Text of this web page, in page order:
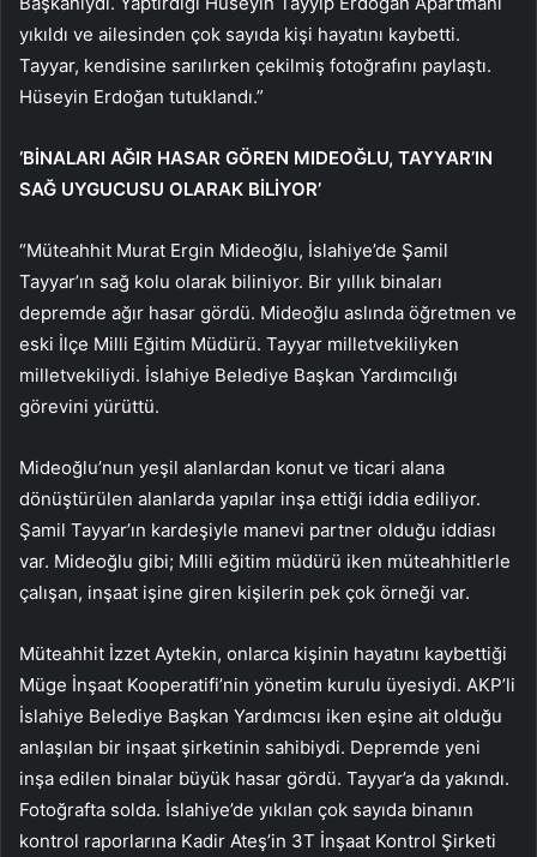
yıkıldı ve ailesinden çok sayıda kişi hayatını kaybetti.
Tayyar, kendisine sarılırken çekilmiş fotoğrafını paylaştı.
Hüseyin Erdoğan tutuklandı.”
‘BİNALARI AĞIR HASAR GÖREN MIDEOĞLU, TAYYAR’IN
SAĞ UYGUCUSU OLARAK BİLİYOR’
“Müteahhit Murat Ergin Mideoğlu, İslahiye’de Şamil
Tayyar’ın sağ kolu olarak biliniyor. Bir yıllık binaları
depremde ağır hasar gördü. Mideoğlu aslında öğretmen ve
eski İlçe Milli Eğitim Müdürü. Tayyar milletvekiliyken
milletvekiliydi. İslahiye Belediye Başkan Yardımcılığı
görevini yürüttü.
Mideoğlu’nun yeşil alanlardan konut ve ticari alana
dönüştürülen alanlarda yapılar inşa ettiği iddia ediliyor.
Şamil Tayyar’ın kardeşiyle manevi partner olduğu iddiası
var. Mideoğlu gibi; Milli eğitim müdürü iken müteahhitlerle
çalışan, inşaat işine giren kişilerin pek çok örneği var.
Müteahhit İzzet Aytekin, onlarca kişinin hayatını kaybettiği
Müge İnşaat Kooperatifi’nin yönetim kurulu üyesiydi. AKP’li
İslahiye Belediye Başkan Yardımcısı iken eşine ait olduğu
anlaşılan bir inşaat şirketinin sahibiydi. Depremde yeni
inşa edilen binalar büyük hasar gördü. Tayyar’a da yakındı.
Fotoğrafta solda. İslahiye’de yıkılan çok sayıda binanın
kontrol raporlarına Kadir Ateş’in 3T İnşaat Kontrol Şirketi